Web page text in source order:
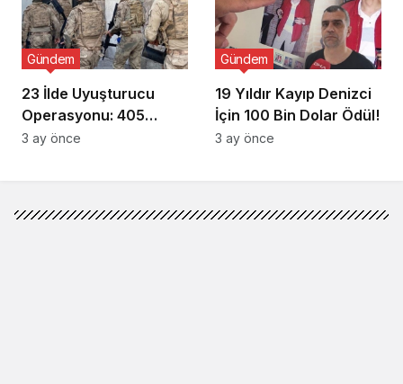
23 İlde Uyuşturucu
Operasyonu: 405
Gözaltı!
Gündem
3 ay önce
19 Yıldır Kayıp Denizci
İçin 100 Bin Dolar Ödül!
Gündem
3 ay önce